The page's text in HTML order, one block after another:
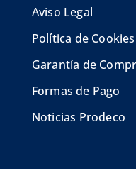
Aviso Legal
Política de Cookies
Garantía de
Formas de Pago
Noticias Prodeco